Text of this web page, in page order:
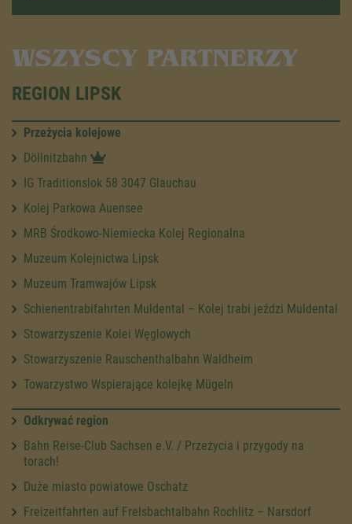
WSZYSCY PARTNERZY
REGION LIPSK
Przeżycia kolejowe
Döllnitzbahn
IG Traditionslok 58 3047 Glauchau
Kolej Parkowa Auensee
MRB Środkowo-Niemiecka Kolej Regionalna
Muzeum Kolejnictwa Lipsk
Muzeum Tramwajów Lipsk
Schienentrabifahrten Muldental – Kolej trabi jeździ Muldental
Stowarzyszenie Kolei Węglowych
Stowarzyszenie Rauschenthalbahn Waldheim
Towarzystwo Wspierające kolejkę Mügeln
Odkrywać region
Bahn Reise-Club Sachsen e.V. / Przeżycia i przygody na
torach!
Duże miasto powiatowe Oschatz
Freizeitfahrten auf Frelsbachtalbahn Rochlitz – Narsdorf